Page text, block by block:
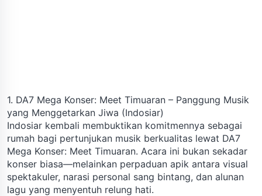
1. DA7 Mega Konser: Meet Timuaran – Panggung Musik
yang Menggetarkan Jiwa (Indosiar)
Indosiar kembali membuktikan komitmennya sebagai
rumah bagi pertunjukan musik berkualitas lewat DA7
Mega Konser: Meet Timuaran. Acara ini bukan sekadar
konser biasa—melainkan perpaduan apik antara visual
spektakuler, narasi personal sang bintang, dan alunan
lagu yang menyentuh relung hati.